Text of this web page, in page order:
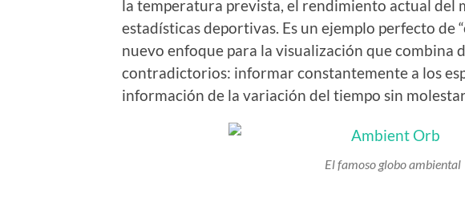
la temperatura prevista, el rendimiento actual del
estadísticas deportivas. Es un ejemplo perfecto de
nuevo enfoque para la visualización que combina
contradictorios: informar constantemente a los
información de la variación del tiempo sin
El famoso globo ambiental